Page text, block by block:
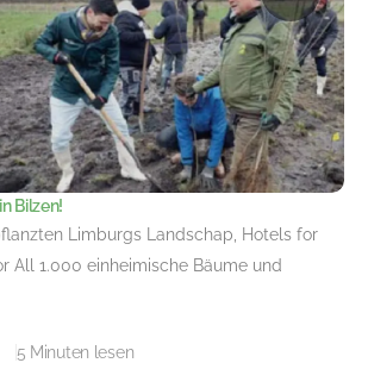
Bilzen!
Limburgs Landschap, Hotels for
All 1.000 einheimische Bäume und
5 Minuten lesen